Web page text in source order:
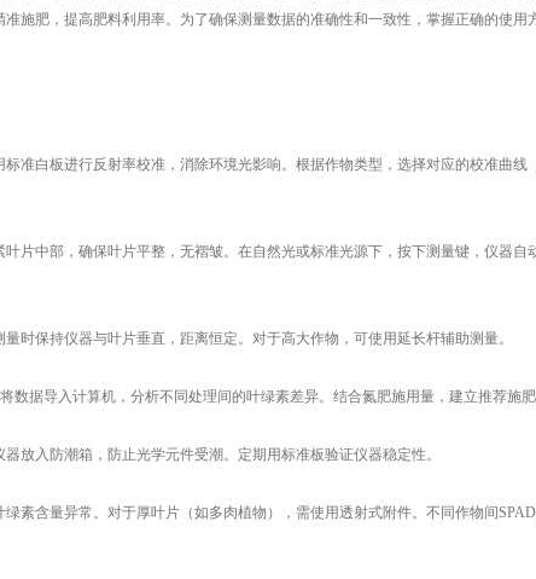
施肥，提高肥料利用率。为了确保测量数据的准确性和一致性，掌握正确的使用
白板进行反射率校准，消除环境光影响。根据作物类型，选择对应的校准曲线
中部，确保叶片平整，无褶皱。在自然光或标准光源下，按下测量键，仪器自
保持仪器与叶片垂直，距离恒定。对于高大作物，可使用延长杆辅助测量。
据导入计算机，分析不同处理间的叶绿素差异。结合氮肥施用量，建立推荐施肥
入防潮箱，防止光学元件受潮。定期用标准板验证仪器稳定性。
含量异常。对于厚叶片（如多肉植物），需使用透射式附件。不同作物间